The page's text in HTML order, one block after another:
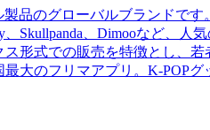
品のグローバルブランドで
Skullpanda、Dimooなど、
形式での販売を特徴とし、
大のフリマアプリ。K-POP